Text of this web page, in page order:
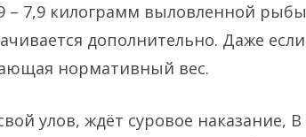
– 7,9 килограмм выловленной
дополнительно. Даже если
нормативный вес.
улов, ждёт суровое наказание,